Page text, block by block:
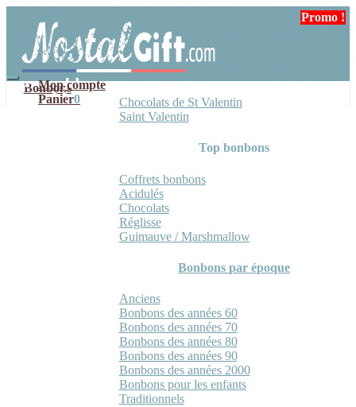
navigation
contenu
Mon compte
Panier0
Bonbons
Chocolats de St Valentin
Saint Valentin
Top bonbons
Coffrets bonbons
Acidulés
Chocolats
Réglisse
Guimauve / Marshmallow
Bonbons par époque
Anciens
Bonbons des années 60
Bonbons des années 70
Bonbons des années 80
Bonbons des années 90
Bonbons des années 2000
Bonbons pour les enfants
Traditionnels
Promo !
Promo !